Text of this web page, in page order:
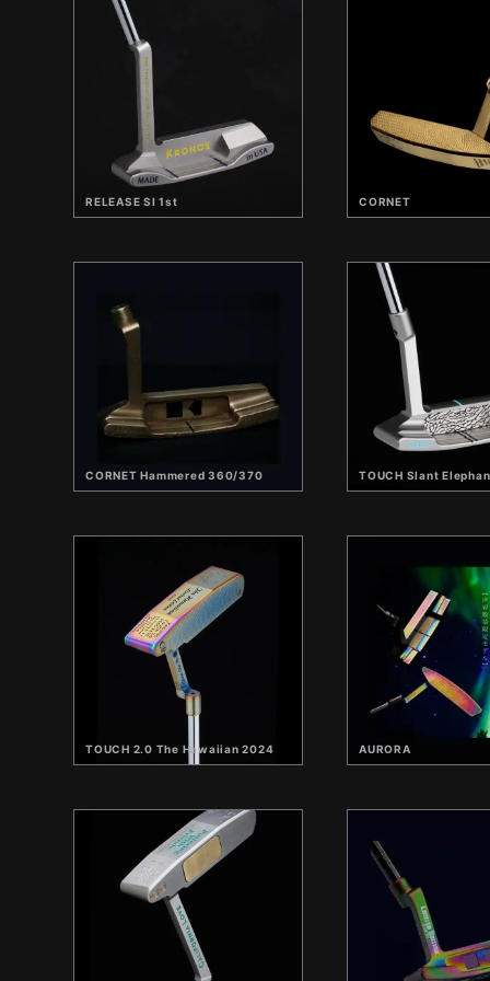
RELEASE SI 1st CORNET
CORNET Hammered 360/370 TOUCH Slant
TOUCH 2.0 The Hawaiian 2024 AURORA